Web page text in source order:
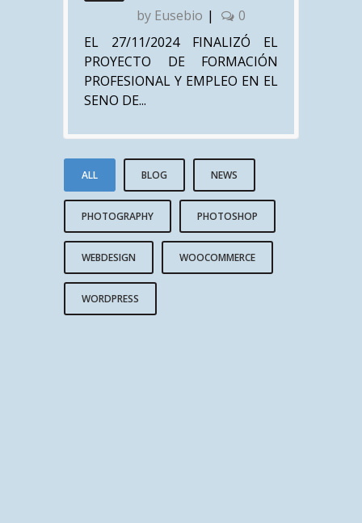
by Eusebio |
0
EL 27/11/2024 FINALIZÓ EL
PROYECTO DE FORMACIÓN
PROFESIONAL Y EMPLEO EN EL
SENO DE...
ALL BLOG NEWS
PHOTOGRAPHY PHOTOSHOP
WEBDESIGN WOOCOMMERCE
WORDPRESS